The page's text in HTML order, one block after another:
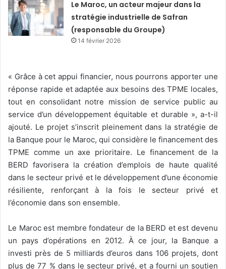
Le Maroc, un acteur majeur dans la
stratégie industrielle de Safran
(responsable du Groupe)
14 février 2026
« Grâce à cet appui financier, nous pourrons apporter une
réponse rapide et adaptée aux besoins des TPME locales,
tout en consolidant notre mission de service public au
service d’un développement équitable et durable », a-t-il
ajouté. Le projet s’inscrit pleinement dans la stratégie de
la Banque pour le Maroc, qui considère le financement des
TPME comme un axe prioritaire. Le financement de la
BERD favorisera la création d’emplois de haute qualité
dans le secteur privé et le développement d’une économie
résiliente, renforçant à la fois le secteur privé et
l’économie dans son ensemble.
Le Maroc est membre fondateur de la BERD et est devenu
un pays d’opérations en 2012. À ce jour, la Banque a
investi près de 5 milliards d’euros dans 106 projets, dont
plus de 77 % dans le secteur privé, et a fourni un soutien